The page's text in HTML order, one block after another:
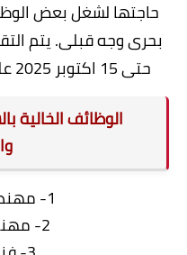
حاجتها لشغل بعض
حتى 15 اكتوبر 2025 على الموقع الرسمى للشركة
الوظائف الخالية
1- مهندس ميكانيكا
2- مهندس كهرباء